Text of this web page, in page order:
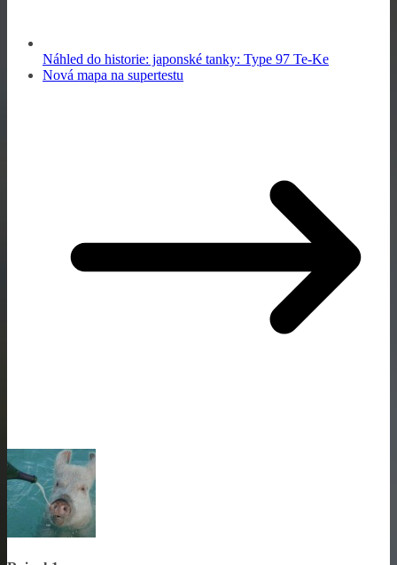
Náhled do historie: japonské tanky: Type 97 Te-Ke
Nová mapa na supertestu